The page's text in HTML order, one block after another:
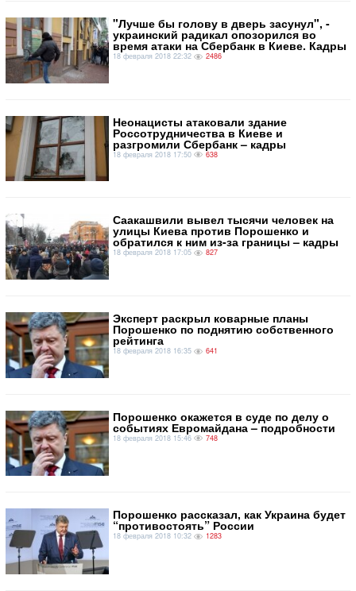
"Лучше бы голову в дверь засунул", -
украинский радикал опозорился во
время атаки на Сбербанк в Киеве. Кадры
18 февраля 2018 22:32 2486
Неонацисты атаковали здание
Россотрудничества в Киеве и
разгромили Сбербанк – кадры
18 февраля 2018 17:50 638
Саакашвили вывел тысячи человек на
улицы Киева против Порошенко и
обратился к ним из-за границы – кадры
18 февраля 2018 17:05 827
Эксперт раскрыл коварные планы
Порошенко по поднятию собственного
рейтинга
18 февраля 2018 16:35 641
Порошенко окажется в суде по делу о
событиях Евромайдана – подробности
18 февраля 2018 15:46 748
Порошенко рассказал, как Украина будет
“противостоять” России
18 февраля 2018 10:32 1283